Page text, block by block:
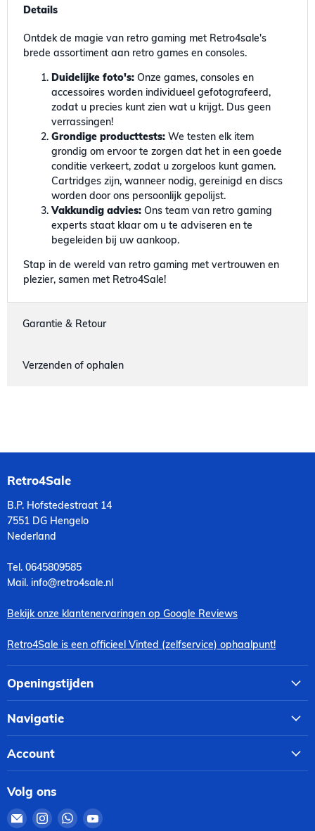
Details
Ontdek de magie van retro gaming met Retro4sale's
brede assortiment aan retro games en consoles.
Duidelijke foto's:Onze games, consoles en
accessoires worden individueel gefotografeerd,
zodat u precies kunt zien wat u krijgt. Dus geen
verrassingen!
Grondige producttests:We testen elk item
grondig om ervoor te zorgen dat het in een goede
conditie verkeert, zodat u zorgeloos kunt gamen.
Cartridges zijn, wanneer nodig, gereinigd en discs
worden door ons persoonlijk gepolijst.
Vakkundig advies:Ons team van retro gaming
experts staat klaar om u te adviseren en te
begeleiden bij uw aankoop.
Stap in de wereld van retro gaming met vertrouwen en
plezier, samen met Retro4Sale!
Garantie & Retour
Verzenden of ophalen
Retro4Sale
B.P. Hofstedestraat 14
7551 DG Hengelo
Nederland
Tel. 0645809585
Mail. info@retro4sale.nl
Bekijk onze klantenervaringen op Google Reviews
Retro4Sale is een officieel Vinted (zelfservice) ophaalpunt!
Openingstijden
Navigatie
Account
Volg ons
EmailVind Vind Vind